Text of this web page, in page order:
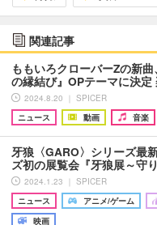
関連記事
ももいろクローバーZの新
の縁結び』OPテーマに決
2024.8.20 ｜ SPICER
ニュース
動画 音楽
牙狼〈GARO〉シリーズ最
ズ初の展覧会『牙狼展～守
2024.1.23 ｜ SPICER
ニュース
アニメ/ゲーム
映画